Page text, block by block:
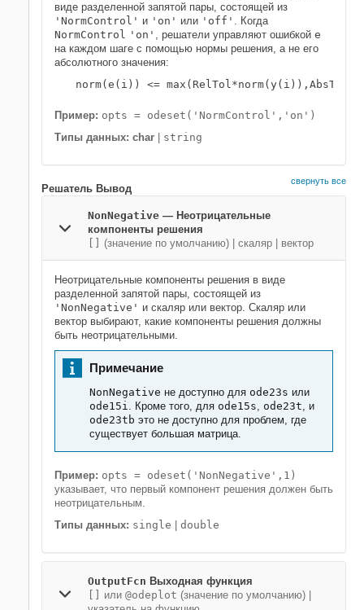
виде разделенной запятой пары, состоящей из
'NormControl' и 'on' или 'off' . Когда
NormControl 'on' , решатели управляют ошибкой e
на каждом шаге с помощью нормы решения, а не его
абсолютного значения:
norm(e(i)) <=
Пример: opts = odeset('NormControl','on')
Типы данных: char
string
Решатель Вывод
свернуть все
NonNegative — Неотрицательные
компоненты решения
(значение по умолчанию) | скаляр вектор
Неотрицательные компоненты решения в виде
разделенной запятой пары, состоящей из
'NonNegative' и скаляр или вектор. Скаляр или
вектор выбирают, какие компоненты решения должны
быть неотрицательными.
Примечание
NonNegative не доступно для ode23s или
ode15i. Кроме того, для ode15s, ode23t, и
ode23tb это не доступно для проблем, где
существует большая матрица.
Пример: opts = odeset('NonNegative',1)
указывает, что первый компонент решения должен быть
неотрицательным.
Типы данных: single double
OutputFcn Выходная функция
или @odeplot (значение по умолчанию) |